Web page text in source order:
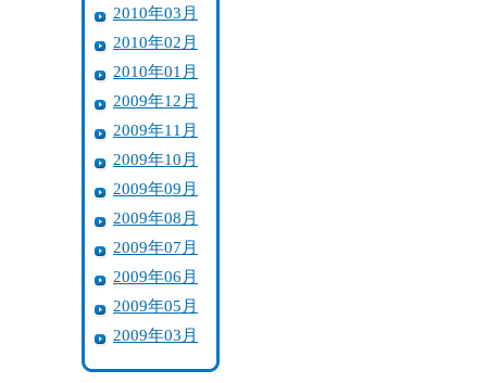
2010年03月
2010年02月
2010年01月
2009年12月
2009年11月
2009年10月
2009年09月
2009年08月
2009年07月
2009年06月
2009年05月
2009年03月